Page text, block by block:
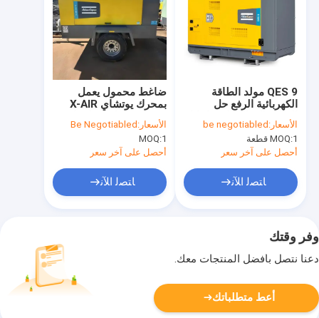
ضاغط محمول يعمل
بمحرك يوتشاي X-AIR
البناء والمهام الثقيلة
الأسعار: Be Negotiabled
MOQ:1
أحصل على آخر سعر
ﺎﺘﺼﻟ ﺍﻶﻧ
QES 9 مولد الطاقة
الكهربائية الرفع حل
الطاقة المثالي لاحتياجاتك
التجارية والصناعية
الأسعار: be negotiabled
MOQ:1 قطعة
أحصل على آخر سعر
ﺎﺘﺼﻟ ﺍﻶﻧ
وفر وقتك
دعنا نتصل بأفضل المنتجات معك.
أعط متطلباتك